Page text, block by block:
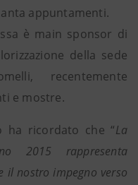
appuntamenti.
è main sponsor di
della sede
recentemente
e mostre.
ha ricordato che “La
2015 rappresenta
il nostro impegno verso